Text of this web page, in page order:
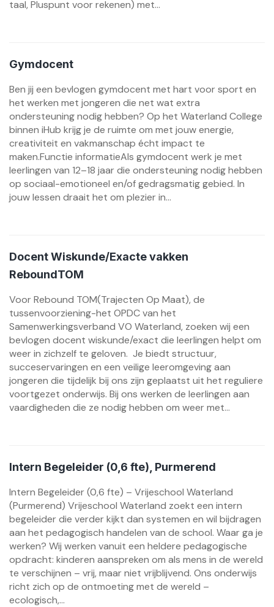
taal, Pluspunt voor rekenen) met...
Gymdocent
Ben jij een bevlogen gymdocent met hart voor sport en
het werken met jongeren die net wat extra
ondersteuning nodig hebben? Op het Waterland College
binnen iHub krijg je de ruimte om met jouw energie,
creativiteit en vakmanschap écht impact te
maken.Functie informatieAls gymdocent werk je met
leerlingen van 12–18 jaar die ondersteuning nodig hebben
op sociaal-emotioneel en/of gedragsmatig gebied. In
jouw lessen draait het om plezier in...
Docent Wiskunde/Exacte vakken
ReboundTOM
Voor Rebound TOM(Trajecten Op Maat), de
tussenvoorziening-het OPDC van het
Samenwerkingsverband VO Waterland, zoeken wij een
bevlogen docent wiskunde/exact die leerlingen helpt om
weer in zichzelf te geloven. Je biedt structuur,
succeservaringen en een veilige leeromgeving aan
jongeren die tijdelijk bij ons zijn geplaatst uit het reguliere
voortgezet onderwijs. Bij ons werken de leerlingen aan
vaardigheden die ze nodig hebben om weer met...
Intern Begeleider (0,6 fte), Purmerend
Intern Begeleider (0,6 fte) – Vrijeschool Waterland
(Purmerend) Vrijeschool Waterland zoekt een intern
begeleider die verder kijkt dan systemen en wil bijdragen
aan het pedagogisch handelen van de school. Waar ga je
werken? Wij werken vanuit een heldere pedagogische
opdracht: kinderen aanspreken om als mens in de wereld
te verschijnen – vrij, maar niet vrijblijvend. Ons onderwijs
richt zich op de ontmoeting met de wereld –
ecologisch,...